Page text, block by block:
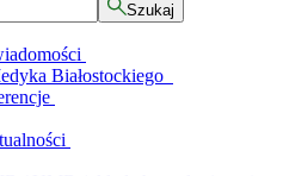
Szukaj
Białostockiego